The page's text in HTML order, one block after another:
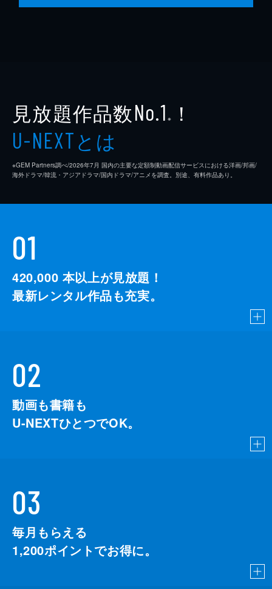
見放題作品数No.1 ※ ！
U-NEXTとは
※GEM Partners調べ/2026年7⽉ 国内の主要な定額制動画配信サービスにおける洋画/邦画/
海外ドラマ/韓流・アジアドラマ/国内ドラマ/アニメを調査。別途、有料作品あり。
01
420,000 本以上が見放題！
最新レンタル作品も充実。
02
動画も書籍も
U-NEXTひとつでOK。
03
毎月もらえる
1,200ポイントでお得に。